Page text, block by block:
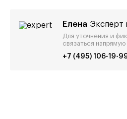
Елена Эксперт
Для уточнения и
связаться
+7 (495) 106-19-